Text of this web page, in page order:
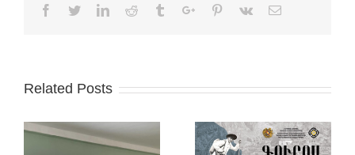
Facebook
TwitterLinkedinReddit TumblrGoogle+Pinterest
Vk Email
Related Posts